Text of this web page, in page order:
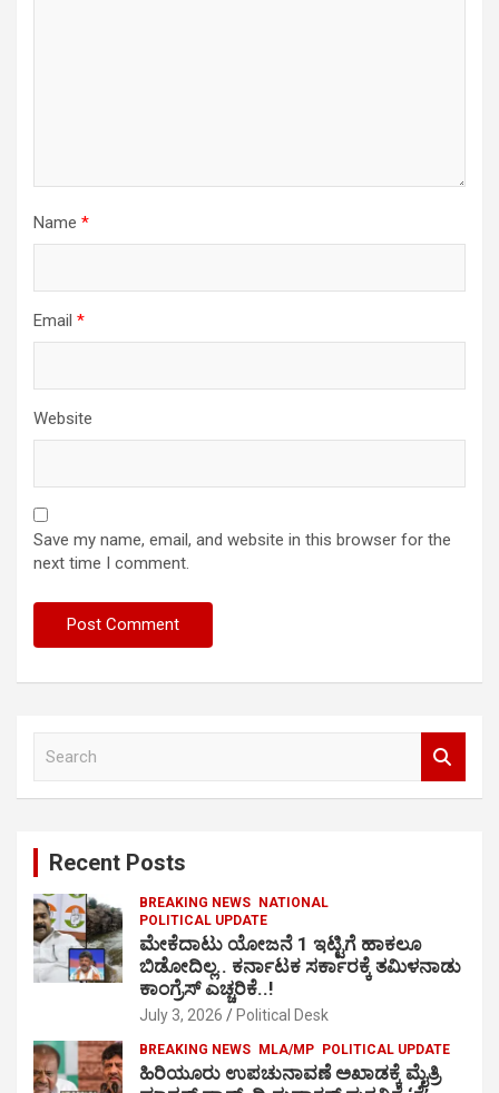
Name *
Email *
Website
Save my name, email, and website in this browser for the
next time I comment.
Recent Posts
BREAKING NEWS
NATIONAL
POLITICAL UPDATE
ಮೇಕೆದಾಟು ಯೋಜನೆ 1 ಇಟ್ಟಿಗೆ ಹಾಕಲೂ
ಬಿಡೋದಿಲ್ಲ.. ಕರ್ನಾಟಕ ಸರ್ಕಾರಕ್ಕೆ ತಮಿಳನಾಡು
ಕಾಂಗ್ರೆಸ್ ಎಚ್ಚರಿಕೆ..!
July 3, 2026 Political Desk
BREAKING NEWS MLA/MP POLITICAL UPDATE
ಹಿರಿಯೂರು ಉಪಚುನಾವಣೆ ಅಖಾಡಕ್ಕೆ ಮೈತ್ರಿ